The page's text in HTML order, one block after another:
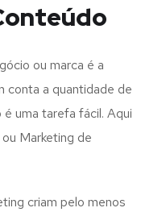
ou marca é a
conta a quantidade de
uma tarefa fácil. Aqui
Marketing de
criam pelo menos